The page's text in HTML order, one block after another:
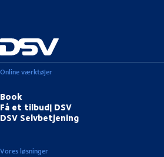
Online værktøjer
Book
Få et tilbud| DSV
DSV Selvbetjening
Vores løsninger